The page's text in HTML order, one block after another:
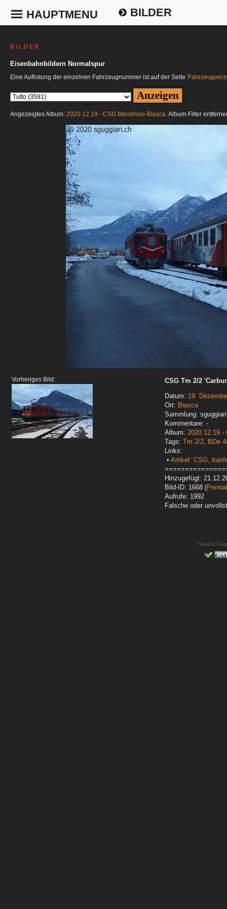
HAUPTMENU BILDER
B I L D E R
Eisenbahnbildern Normalspur
Eine Auflistung der einzelnen Fahrzeugnummer ist auf der Seite
Angezeigtes Album: 2020.12.19 - CSG Mendrisio-Biasca. Album-Filter
Vorheriges Bild:
CSG Tm 2/2
Datum: 19.
Ort: Biasca
Sammlung:
Kommentare: -
Album: 2020.12.19 -
Tags: Tm 2/2, BDe
Links:
• Artikel: CSG,
Hinzugefügt:
Bild-ID: 1668 (
Aufrufe: 1992
Falsche oder
Sandro